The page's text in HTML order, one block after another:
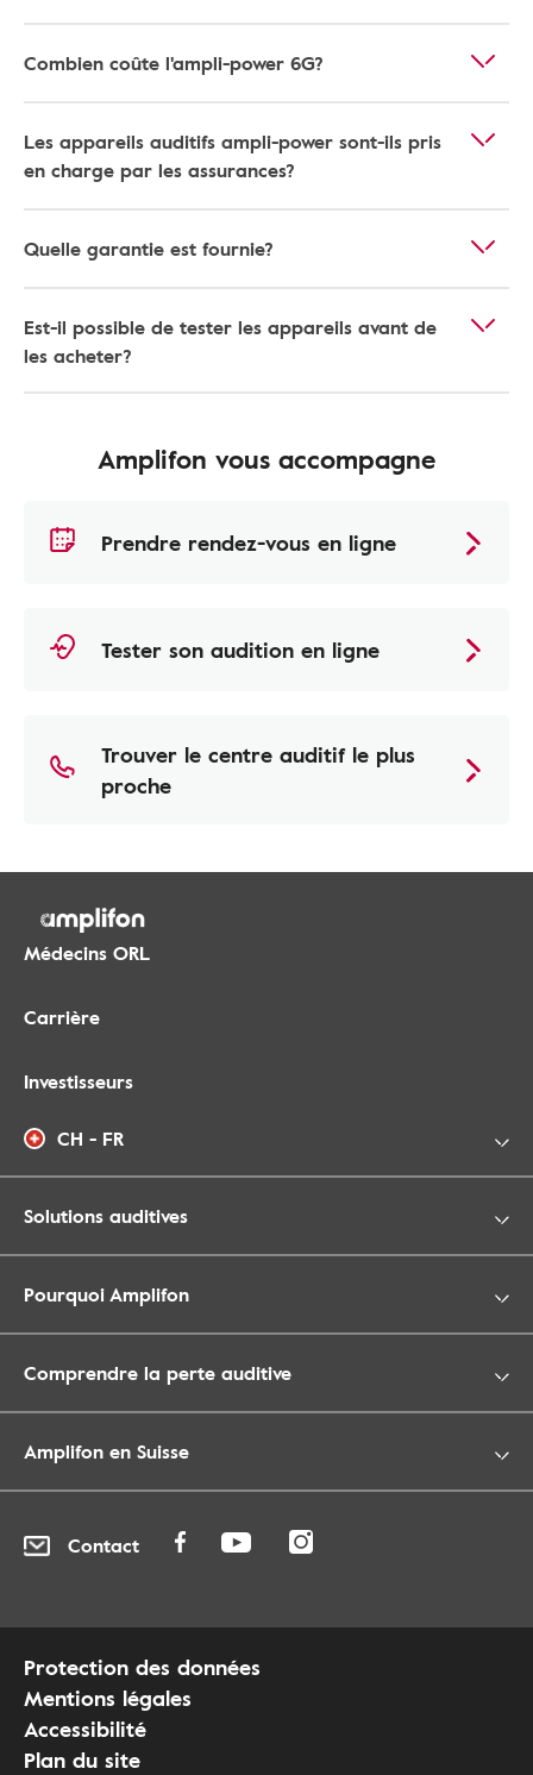
Combien coûte l'ampli-power 6G?
Les appareils auditifs ampli-power sont-ils pris
en charge par les assurances?
Quelle garantie est fournie?
Est-il possible de tester les appareils avant de
les acheter?
Amplifon vous accompagne
Prendre rendez-vous en ligne
Tester son audition en ligne
Trouver le centre auditif le plus
proche
Médecins ORL
Carrière
Investisseurs
CH - FR
Solutions auditives
Pourquoi Amplifon
Comprendre la perte auditive
Amplifon en Suisse
Contact
Protection des données
Mentions légales
Accessibilité
Plan du site